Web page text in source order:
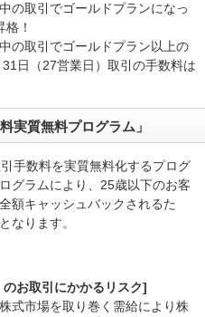
の取引でゴールドプランになっ
！
の取引でゴールドプラン以上の
日（27営業日）取引の手数料は
実質無料プログラム」
手数料を実質無料化するプログ
グラムにより、25歳以下のお客
額キャッシュバックされるた
なります。
お取引にかかるリスク]
式市場を取り巻く需給により株